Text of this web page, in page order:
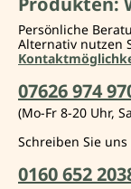
Persönliche
Alternativ nutzen
07626 974
(Mo-Fr 8-20 Uhr,
Schreiben Sie
0160 652